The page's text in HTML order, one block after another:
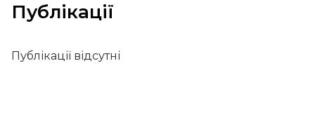
Публікації
Публікації відсутні